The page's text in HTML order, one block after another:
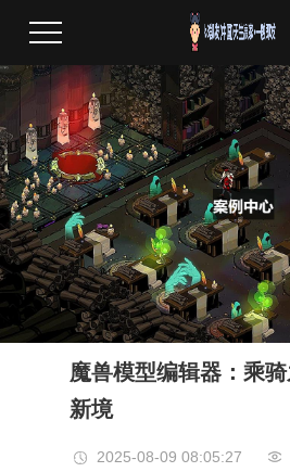
魔兽模型编辑器：乘
新境
2025-08-09 08:05:27